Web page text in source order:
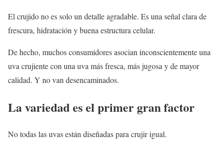
El crujido no es solo un detalle agradable. Es una señal clara de
frescura, hidratación y buena estructura celular.
De hecho, muchos consumidores asocian inconscientemente una
uva crujiente con una uva más fresca, más jugosa y de mayor
calidad. Y no van desencaminados.
La variedad es el primer gran factor
No todas las uvas están diseñadas para crujir igual.